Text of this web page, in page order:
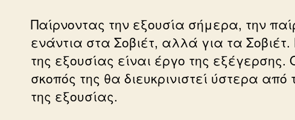
Παίρνοντας την εξουσία σήμερα, την
ενάντια στα Σοβιέτ, αλλά για τα
της εξουσίας είναι έργο της εξέγερσης.
σκοπός της θα διευκρινιστεί ύστερα
της εξουσίας.